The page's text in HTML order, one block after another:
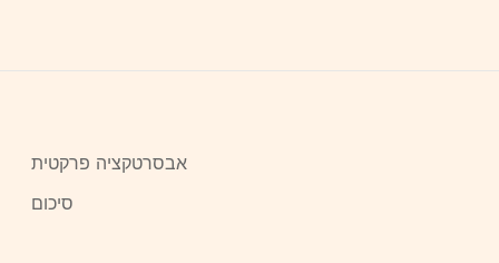
אבסרטקציה פרקטית
סיכום